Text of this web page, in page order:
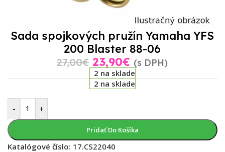
Sada spojkových pružín Yamaha YFS
200 Blaster 88-06
27,00€ 23,90€ (s DPH)
2 na sklade
2 na sklade
- +
Pridať Do Košíka
Katalógové číslo: 17.CS22040